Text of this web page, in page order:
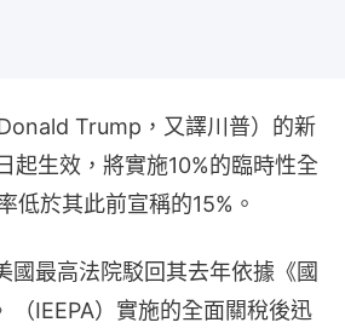
Trump，又譯川普）的新
起生效，將實施10%的臨時性全
低於其此前宣稱的15%。
國最高法院駁回其去年依據《國
（IEEPA）實施的全面關稅後迅